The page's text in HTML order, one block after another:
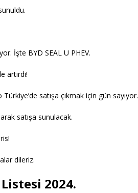
İşte BYD SEAL U PHEV.
artırdı!
satışa çıkmak için gün sayıyor.
satışa sunulacak.
dileriz.
2024.